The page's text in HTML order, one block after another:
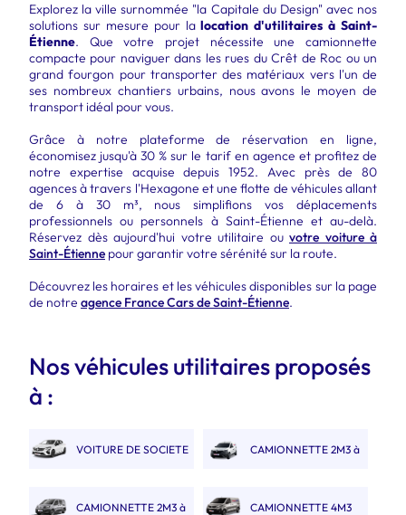
Explorez la ville surnommée "la Capitale du Design" avec nos
solutions sur mesure pour lalocation d'utilitaires à Saint-
Étienne. Que votre projet nécessite une camionnette
compacte pour naviguer dans les rues du Crêt de Roc ou un
grand fourgon pour transporter des matériaux vers l'un de
ses nombreux chantiers urbains, nous avons le moyen de
transport idéal pour vous.
Grâce à notre plateforme de réservation en ligne,
économisez jusqu'à 30 % sur le tarif en agence et profitez de
notre expertise acquise depuis 1952. Avec près de 80
agences à travers l'Hexagone et une flotte de véhicules allant
de 6 à 30 m³, nous simplifions vos déplacements
professionnels ou personnels à Saint-Étienne et au-delà.
Réservez dès aujourd'hui votre utilitaire ou votre voiture à
Saint-Étienne pour garantir votre sérénité sur la route.
Découvrez les horaires et les véhicules disponibles sur la page
de notre agence France Cars de Saint-Étienne.
Nos véhicules utilitaires proposés
à :
VOITURE DE SOCIETE CAMIONNETTE 2M3 à
CAMIONNETTE 2M3 à
CAMIONNETTE 4M3